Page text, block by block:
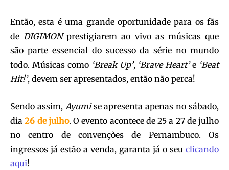
Então, esta é uma grande oportunidade para os fãs
de DIGIMONprestigiarem ao vivo as músicas que
são parte essencial do sucesso da série no mundo
todo. Músicas como ‘Break Up’, ‘Brave Heart’e ‘Beat
Hit!’, devem ser apresentados, então não perca!
Sendo assim, Ayumise apresenta apenas no sábado,
dia26 de julho. O evento acontece de 25 a 27 de julho
no centro de convenções de Pernambuco. Os
ingressos já estão a venda, garanta já o seu clicando
aqui!